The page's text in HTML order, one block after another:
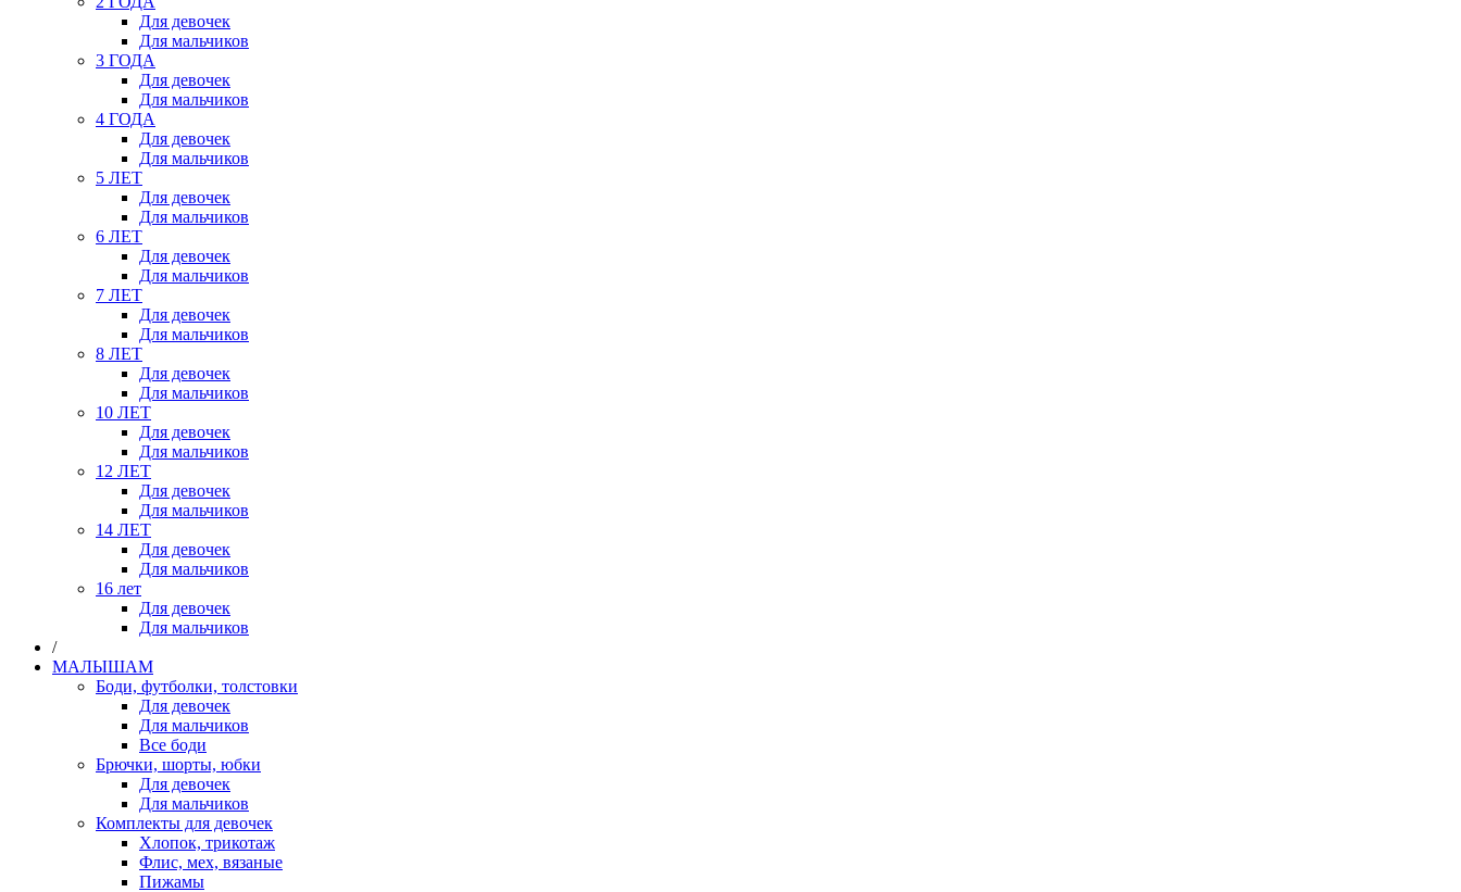
Для девочек
Для мальчиков
3 ГОДА
Для девочек
Для мальчиков
4 ГОДА
Для девочек
Для мальчиков
5 ЛЕТ
Для девочек
Для мальчиков
6 ЛЕТ
Для девочек
Для мальчиков
7 ЛЕТ
Для девочек
Для мальчиков
8 ЛЕТ
Для девочек
Для мальчиков
10 ЛЕТ
Для девочек
Для мальчиков
12 ЛЕТ
Для девочек
Для мальчиков
14 ЛЕТ
Для девочек
Для мальчиков
16 лет
Для девочек
Для мальчиков
/
МАЛЫШАМ
Боди, футболки, толстовки
Для девочек
Для мальчиков
Все боди
Брючки, шорты, юбки
Для девочек
Для мальчиков
Комплекты для девочек
Хлопок, трикотаж
Флис, мех, вязаные
Пижамы